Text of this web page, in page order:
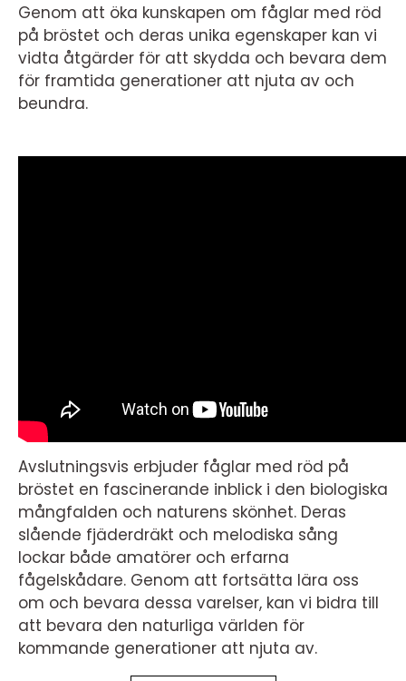
Genom att öka kunskapen om fåglar med röd
på bröstet och deras unika egenskaper kan vi
vidta åtgärder för att skydda och bevara dem
för framtida generationer att njuta av och
beundra.
Avslutningsvis erbjuder fåglar med röd på
bröstet en fascinerande inblick i den biologiska
mångfalden och naturens skönhet. Deras
slående fjäderdräkt och melodiska sång
lockar både amatörer och erfarna
fågelskådare. Genom att fortsätta lära oss
om och bevara dessa varelser, kan vi bidra till
att bevara den naturliga världen för
kommande generationer att njuta av.